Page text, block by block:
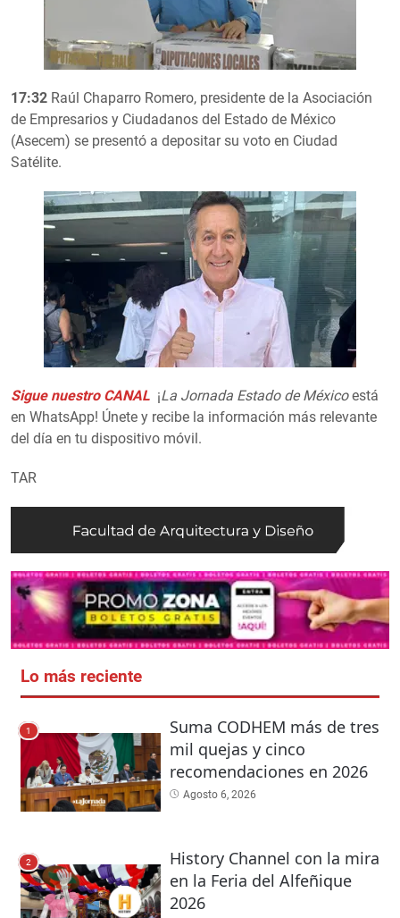
17:32 Raúl Chaparro Romero, presidente de la Asociación
de Empresarios y Ciudadanos del Estado de México
(Asecem) se presentó a depositar su voto en Ciudad
Satélite.
Sigue nuestro CANAL ¡La Jornada Estado de Méxicoestá
en WhatsApp! Únete y recibe la información más relevante
del día en tu dispositivo móvil.
TAR
Lo más reciente
1
Suma CODHEM más de tres
mil quejas y cinco
recomendaciones en 2026
Agosto 6, 2026
2
History Channel con la mira
en la Feria del Alfeñique
2026